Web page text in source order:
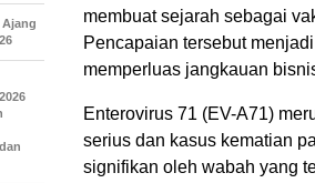
membuat sejarah sebagai
Pencapaian tersebut
memperluas jangkauan
Enterovirus 71 (EV-A71)
serius dan kasus kematian
signifikan oleh wabah yang